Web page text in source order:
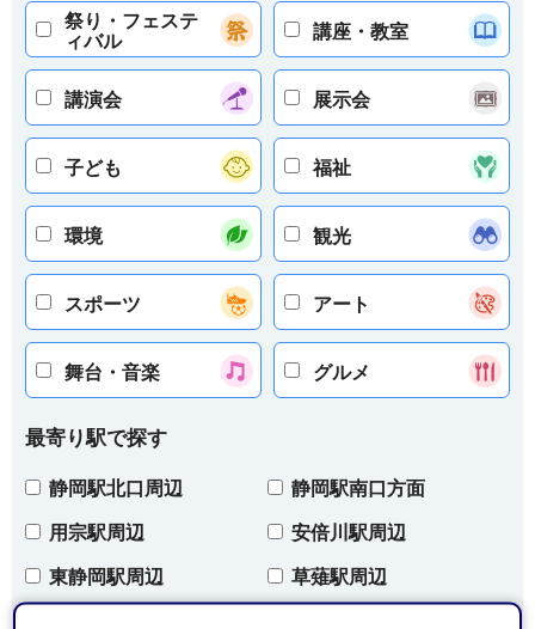
祭り・フェステ
ィバル
講座・教室
講演会 展示会
子ども 福祉
環境 観光
スポーツ アート
舞台・音楽 グルメ
最寄り駅で探す
静岡駅北口周辺 静岡駅南口方面
用宗駅周辺 安倍川駅周辺
東静岡駅周辺 草薙駅周辺